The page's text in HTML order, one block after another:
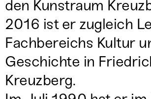
den Kunstraum
2016 ist er zugleich
Fachbereichs Kultur
Geschichte in
Kreuzberg.